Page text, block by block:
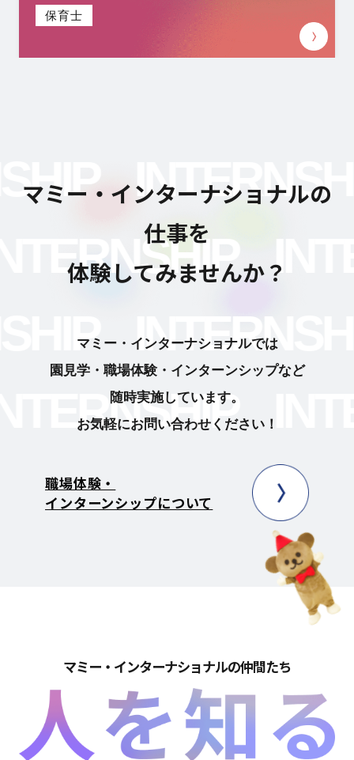
保育士
マミー・インターナショナルの
仕事を
体験してみませんか？
マミー・インターナショナルでは
園見学・職場体験・インターンシップなど
随時実施しています。
お気軽にお問い合わせください！
職場体験・
インターンシップについて
INTERNSHIP
INTERNSHIP
マミー・インターナショナルの仲間たち